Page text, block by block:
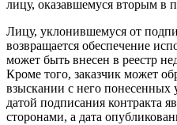
лицу, оказавшемуся вторым в
Лицу, уклонившемуся от
возвращается обеспечение
может быть внесен в реестр
Кроме того, заказчик может
взыскании с него
датой подписания контракта
сторонами, а дата